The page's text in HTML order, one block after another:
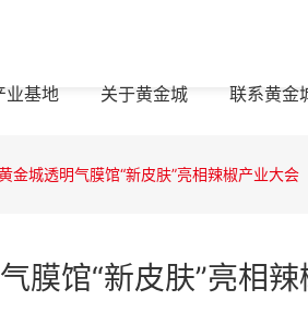
业基地 关于黄金城 联系黄金
金城透明气膜馆“新皮肤”亮相辣椒产业大会
膜馆“新皮肤”亮相